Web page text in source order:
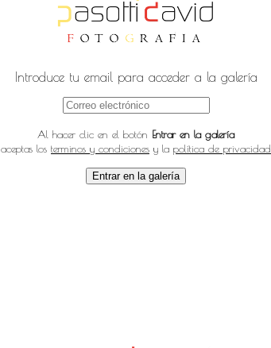
Introduce tu email para acceder a la galería
Al hacer clic en el botón Entrar en la galería
aceptas los terminos y condiciones y la política de privacidad
Entrar en la galería